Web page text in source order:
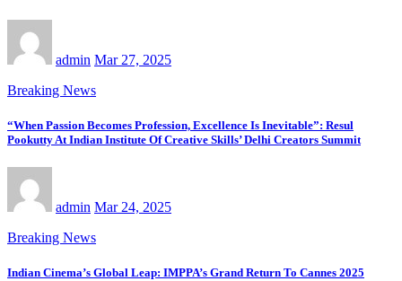
admin Mar 27, 2025
Breaking News
“When Passion Becomes Profession, Excellence Is Inevitable”: Resul
Pookutty At Indian Institute Of Creative Skills’ Delhi Creators Summit
admin Mar 24, 2025
Breaking News
Indian Cinema’s Global Leap: IMPPA’s Grand Return To Cannes 2025